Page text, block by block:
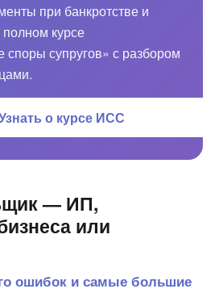
при банкротстве и
курсе
супругов» с разбором
о курсе ИСС
— ИП,
или
ошибок и самые большие